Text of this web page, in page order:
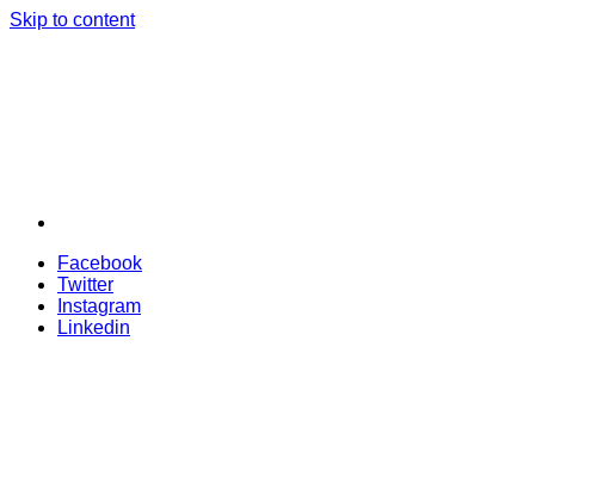
Skip to content
Facebook
Twitter
Instagram
Linkedin